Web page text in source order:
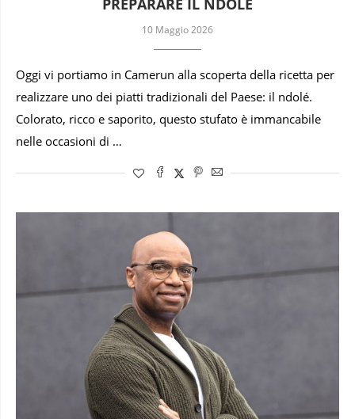
10 Maggio 2026
Oggi vi portiamo in Camerun alla scoperta della ricetta per
realizzare uno dei piatti tradizionali del Paese: il ndolé.
Colorato, ricco e saporito, questo stufato è immancabile
nelle occasioni di …